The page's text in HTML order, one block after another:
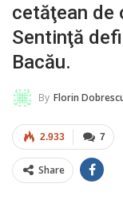
cetăţean de
Sentinţă
Bacău.
By Florin
7
2.933
Share